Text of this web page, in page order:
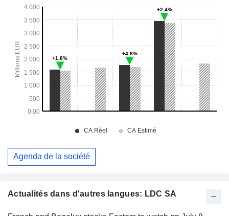
Actualités dans d'autres langues: LDC SA
Agenda de la société